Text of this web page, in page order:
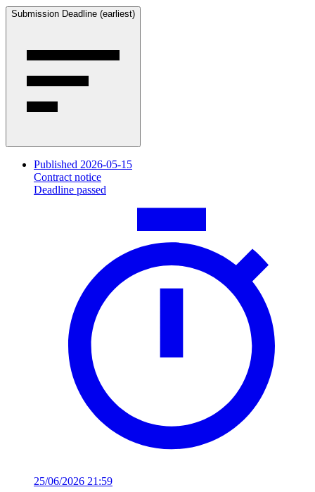
Submission Deadline (earliest)
Published 2026-05-15
Contract notice
Deadline passed
25/06/2026 21:59